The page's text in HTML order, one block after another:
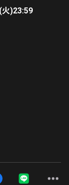
)23:59